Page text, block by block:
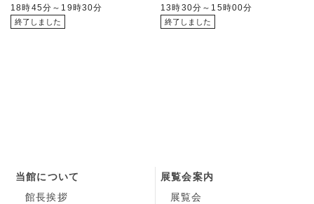
18時45分～19時30分
13時30分～15時00分
当館について
館長挨拶
展覧会案内
展覧会